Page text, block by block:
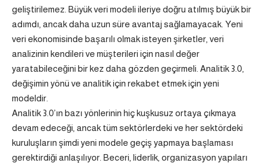
geliştirilemez. Büyük veri modeli ileriye doğru atılmış büyük bir
adımdı, ancak daha uzun süre avantaj sağlamayacak. Yeni
veri ekonomisinde başarılı olmak isteyen şirketler, veri
analizinin kendileri ve müşterileri için nasıl değer
yaratabileceğini bir kez daha gözden geçirmeli. Analitik 3.0,
değişimin yönü ve analitik için rekabet etmek için yeni
modeldir.
Analitik 3.0’ın bazı yönlerinin hiç kuşkusuz ortaya çıkmaya
devam edeceği, ancak tüm sektörlerdeki ve her sektördeki
kuruluşların şimdi yeni modele geçiş yapmaya başlaması
gerektirdiği anlaşılıyor. Beceri, liderlik, organizasyon yapıları